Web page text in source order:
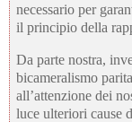
necessario per
il principio della
Da parte nostra,
bicameralismo
all’attenzione dei
luce ulteriori cause